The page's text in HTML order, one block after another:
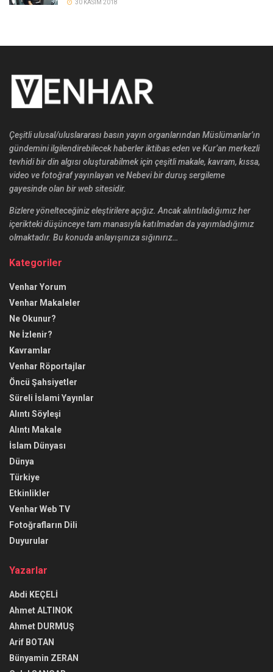
30 KASIM 2018
Çeşitli ulusal/uluslararası basın yayın organlarından Müslümanlar’ın
gündemini ilgilendirebilecek haberler iktibas eden ve Kur’an merkezli
tevhidi bir din algısı oluşturabilmek için çeşitli makale, kavram, kıssa,
video ve fotoğraf yayınlayan ve Nebevi bir duruş sergileme
gayesinde olan bir web sitesidir.
Bizlere yönelteceğiniz eleştirilere açığız. Ancak alıntıladığımız her
içerikteki düşünceye tam manasıyla katılmadan da yayımladığımız
olmaktadır. Bu konuda anlayışınıza sığınırız…
Kategoriler
Venhar Yorum
Venhar Makaleler
Ne Okunur?
Ne İzlenir?
Kavramlar
Venhar Röportajlar
Öncü Şahsiyetler
Süreli İslami Yayınlar
Alıntı Söyleşi
Alıntı Makale
İslam Dünyası
Dünya
Türkiye
Etkinlikler
Venhar Web TV
Fotoğrafların Dili
Duyurular
Yazarlar
Abdi KEÇELİ
Ahmet ALTINOK
Ahmet DURMUŞ
Arif BOTAN
Bünyamin ZERAN